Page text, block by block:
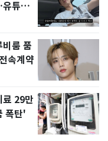
튜브
룸 품
속계약
료 29만
폭탄'